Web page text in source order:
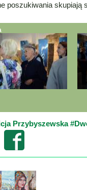
poszukiwania skupiają
Przybyszewska